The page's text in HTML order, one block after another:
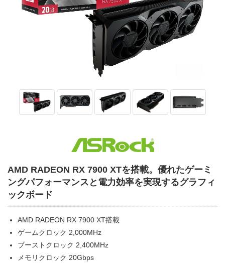
AMD RADEON RX 7900 XTを搭載。優れたゲーミ
ングパフォーマンスと電力効率を実現するグラフィ
ックボード
AMD RADEON RX 7900 XT搭載
ゲームクロック 2,000MHz
ブーストクロック 2,400MHz
メモリクロック 20Gbps